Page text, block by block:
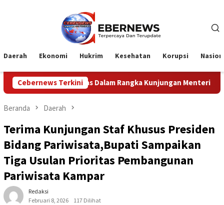
Daerah Ekonomi Hukrim Kesehatan Korupsi
Cebernews Terkini
Rangka Kunjungan Menteri Pertahanan RI
Beranda Daerah
Terima Kunjungan Staf Khusus Presiden
Bidang Pariwisata,Bupati Sampaikan
Tiga Usulan Prioritas Pembangunan
Pariwisata Kampar
Redaksi
Februari 8, 2026
117 Dilihat